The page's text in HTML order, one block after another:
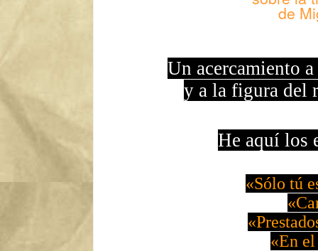
de
Un acercamiento
y a la figura del
He aquí los
«Sólo tú
«En